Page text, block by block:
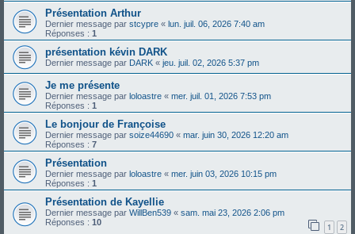
Présentation Arthur
Dernier message par stcypre « lun. juil. 06, 2026 7:40 am
Réponses : 1
présentation kévin DARK
Dernier message par DARK « jeu. juil. 02, 2026 5:37 pm
Je me présente
Dernier message par loloastre « mer. juil. 01, 2026 7:53 pm
Réponses : 1
Le bonjour de Françoise
Dernier message par soize44690 « mar. juin 30, 2026 12:20 am
Réponses : 7
Présentation
Dernier message par loloastre « mer. juin 03, 2026 10:15 pm
Réponses : 1
Présentation de Kayellie
Dernier message par WillBen539 « sam. mai 23, 2026 2:06 pm
Réponses : 10 1 2